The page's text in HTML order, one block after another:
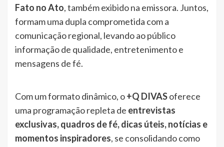
Fato no Ato, também exibido na emissora. Juntos,
formam uma dupla comprometida com a
comunicação regional, levando ao público
informação de qualidade, entretenimento e
mensagens de fé.
Com um formato dinâmico, o+Q DIVASoferece
uma programação repleta de entrevistas
exclusivas, quadros de fé, dicas úteis, notícias e
momentos inspiradores, se consolidando como